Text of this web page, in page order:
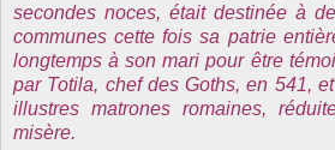
secondes noces, était destinée à
communes cette fois sa patrie
longtemps à son mari pour être
par Totila, chef des Goths, en 541,
illustres matrones romaines,
misère.